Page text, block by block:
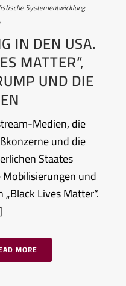
Systementwicklung
IN DEN USA.
MATTER“,
UND DIE
Medien, die
und die
Staates
und
Lives Matter“.
MORE